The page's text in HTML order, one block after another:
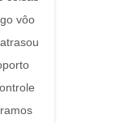
vôo